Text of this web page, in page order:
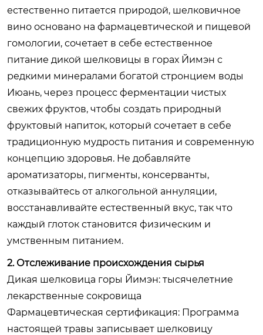
естественно питается природой, шелковичное
вино основано на фармацевтической и пищевой
гомологии, сочетает в себе естественное
питание дикой шелковицы в горах Йимэн с
редкими минералами богатой стронцием воды
Июань, через процесс ферментации чистых
свежих фруктов, чтобы создать природный
фруктовый напиток, который сочетает в себе
традиционную мудрость питания и современную
концепцию здоровья. Не добавляйте
ароматизаторы, пигменты, консерванты,
отказывайтесь от алкогольной аннуляции,
восстанавливайте естественный вкус, так что
каждый глоток становится физическим и
умственным питанием.
2. Отслеживание происхождения сырья
Дикая шелковица горы Йимэн: тысячелетние
лекарственные сокровища
Фармацевтическая сертификация: Программа
настоящей травы записывает шелковицу